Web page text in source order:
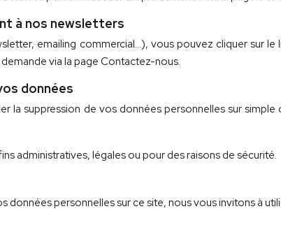
à nos newsletters
emailing commercial…), vous pouvez cliquer sur le
via la page Contactez-nous.
données
la suppression de vos données personnelles sur simple
administratives, légales ou pour des raisons de sécurité.
personnelles sur ce site, nous vous invitons à